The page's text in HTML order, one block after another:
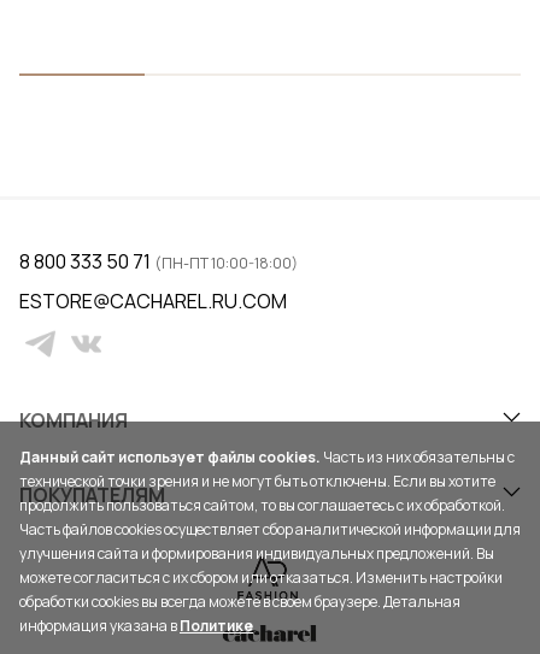
КОМПАНИЯ
ПОКУПАТЕЛЯМ
8 800 333 50 71 (ПН-ПТ 10:00-18:00)
ESTORE@CACHAREL.RU.COM
Данный сайт использует файлы cookies. Часть из них обязательны с
технической точки зрения и не могут быть отключены. Если вы хотите
продолжить пользоваться сайтом, то вы соглашаетесь с их обработкой.
Часть файлов cookies осуществляет сбор аналитической информации для
улучшения сайта и формирования индивидуальных предложений. Вы
можете согласиться с их сбором или отказаться. Изменить настройки
обработки cookies вы всегда можете в своем браузере. Детальная
информация указана вПолитике